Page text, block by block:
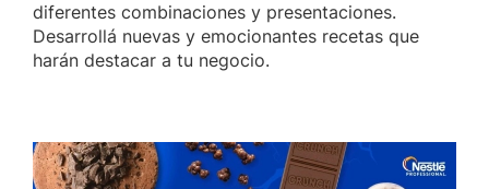
diferentes combinaciones y presentaciones.
Desarrollá nuevas y emocionantes recetas que
harán destacar a tu negocio.